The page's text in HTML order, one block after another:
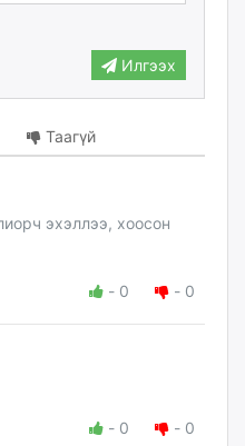
Илгээх
Таагүй
эхэллээ, хоосон
- 0 - 0
- 0 - 0